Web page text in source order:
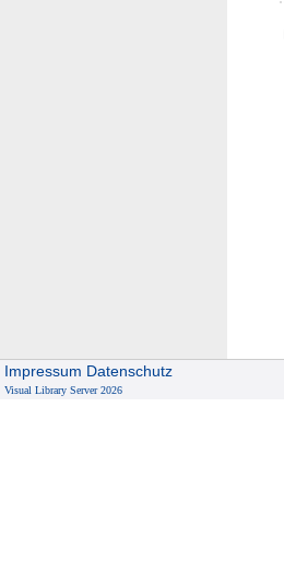
Impressum Datenschutz
Visual Library Server 2026